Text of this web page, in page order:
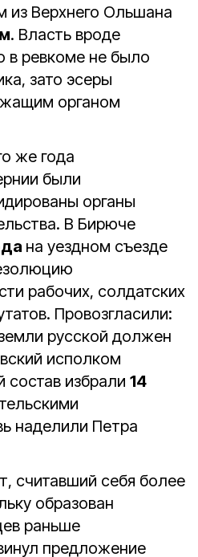
из Верхнего Ольшана
. Власть вроде
в ревкоме не было
зато эсеры
органом
же года
были
органы
В Бирюче
на уездном съезде
рабочих, солдатских
Провозгласили:
русской должен
исполком
состав избрали 14
наделили Петра
считавший себя более
образован
раньше
предложение